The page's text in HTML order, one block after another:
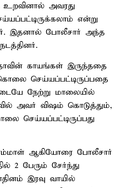
அவரது
என்று
இதனால் போலீசார் அந்த
காயங்கள் இருந்ததை
செய்யப்பட்டிருப்பதை
நேற்று மாலையில்
அவர் விஷம் கொடுத்தும்,
செய்யப்பட்டிருப்பது
ஆகியோரை போலீசார்
2 பேரும் சேர்ந்து
இரவு வாயில்